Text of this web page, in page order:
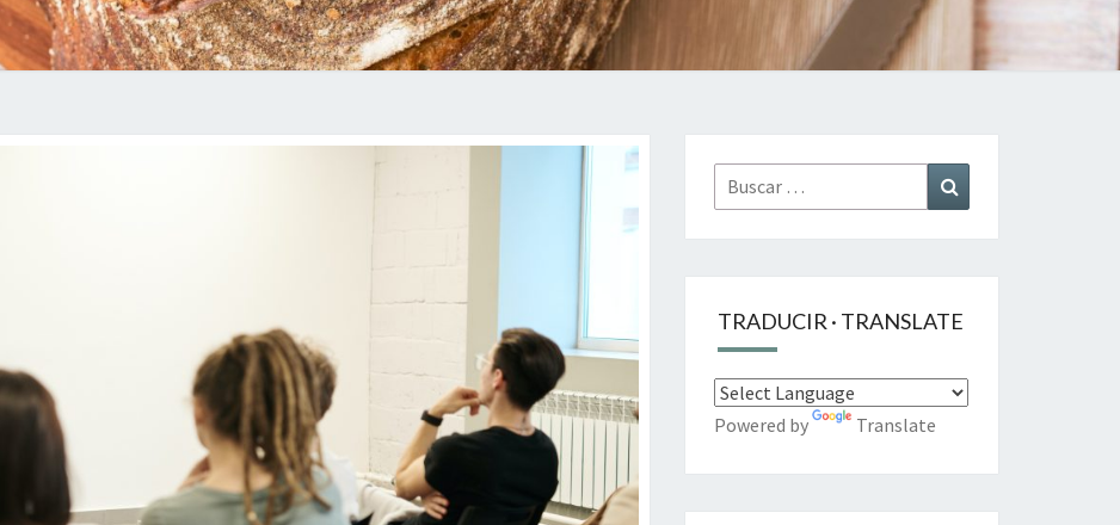
Buscar
por:
TRADUCIR · TRANSLATE
Powered by Translate